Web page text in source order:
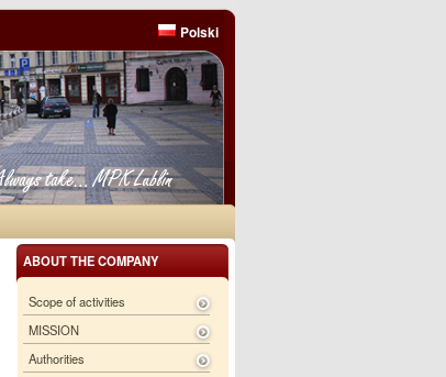
Polski
ABOUT THE COMPANY
Scope of activities
MISSION
Authorities